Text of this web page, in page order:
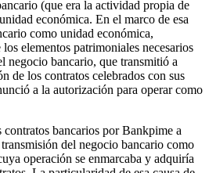
(que era la actividad propia de
económica. En el marco de esa
como unidad económica,
elementos patrimoniales necesarios
negocio bancario, que transmitió a
de los contratos celebrados con sus
a la autorización para operar como
contratos bancarios por Bankpime a
del negocio bancario como
operación se enmarcaba y adquiría